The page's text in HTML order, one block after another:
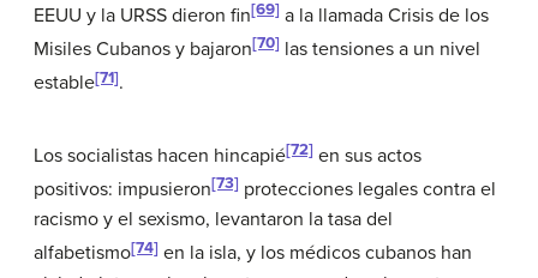
EEUU y la URSS dieron fin[69] a la llamada Crisis de los
Misiles Cubanos y bajaron[70] las tensiones a un nivel
estable[71].
Los socialistas hacen hincapié[72] en sus actos
positivos: impusieron[73] protecciones legales contra el
racismo y el sexismo, levantaron la tasa del
alfabetismo[74] en la isla, y los médicos cubanos han